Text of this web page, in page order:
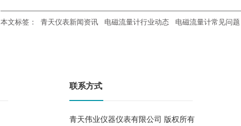
本文标签： 青天仪表新闻资讯 电磁流量计行业动态 电磁流量计常见问题
联系方式
青天伟业仪器仪表有限公司 版权所有